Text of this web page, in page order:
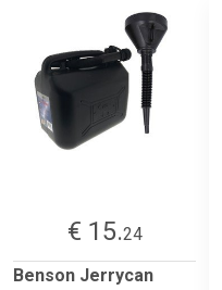
€ 15.24
Benson Jerrycan